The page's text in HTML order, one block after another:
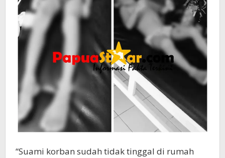
“Suami korban sudah tidak tinggal di rumah